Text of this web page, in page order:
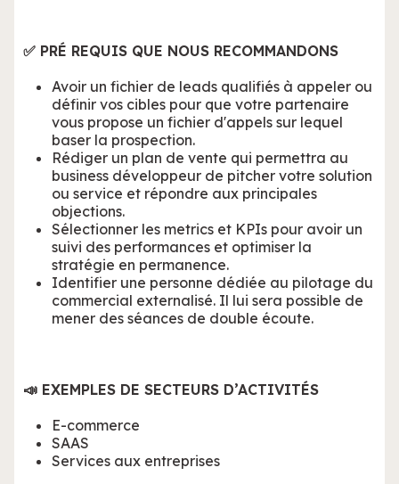
✅ PRÉ REQUIS QUE NOUS RECOMMANDONS
Avoir un fichier de leads qualifiés à appeler ou
définir vos cibles pour que votre partenaire
vous propose un fichier d'appels sur lequel
baser la prospection.
Rédiger un plan de vente qui permettra au
business développeur de pitcher votre solution
ou service et répondre aux principales
objections.
Sélectionner les metrics et KPIs pour avoir un
suivi des performances et optimiser la
stratégie en permanence.
Identifier une personne dédiée au pilotage du
commercial externalisé. Il lui sera possible de
mener des séances de double écoute.
📣 EXEMPLES DE SECTEURS D’ACTIVITÉS
E-commerce
SAAS
Services aux entreprises